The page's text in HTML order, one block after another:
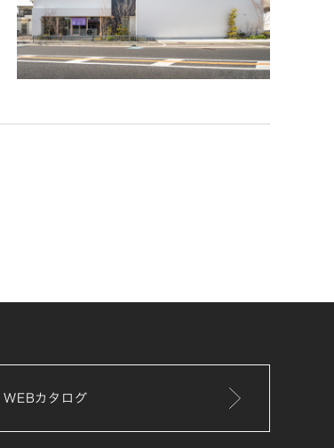
WEBカタログ